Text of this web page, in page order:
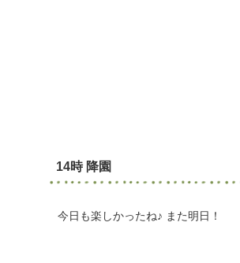
14時 降園
今日も楽しかったね♪ また明日！